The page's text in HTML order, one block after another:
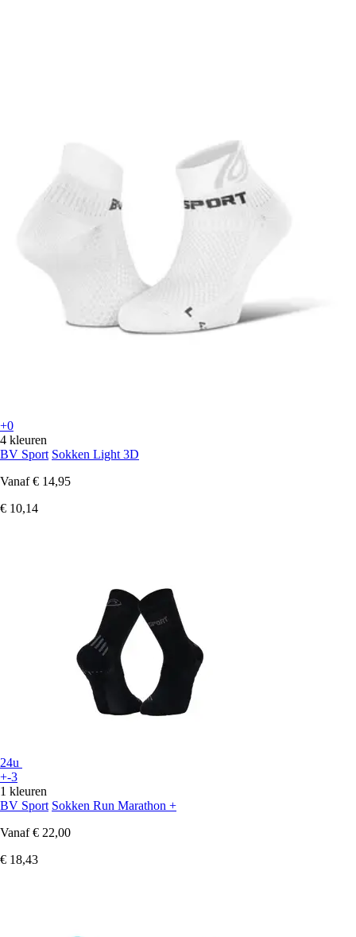
+0
4 kleuren
BV Sport Sokken Light 3D
Vanaf € 14,95
€ 10,14
24u
+-3
1 kleuren
BV Sport Sokken Run Marathon +
Vanaf € 22,00
€ 18,43